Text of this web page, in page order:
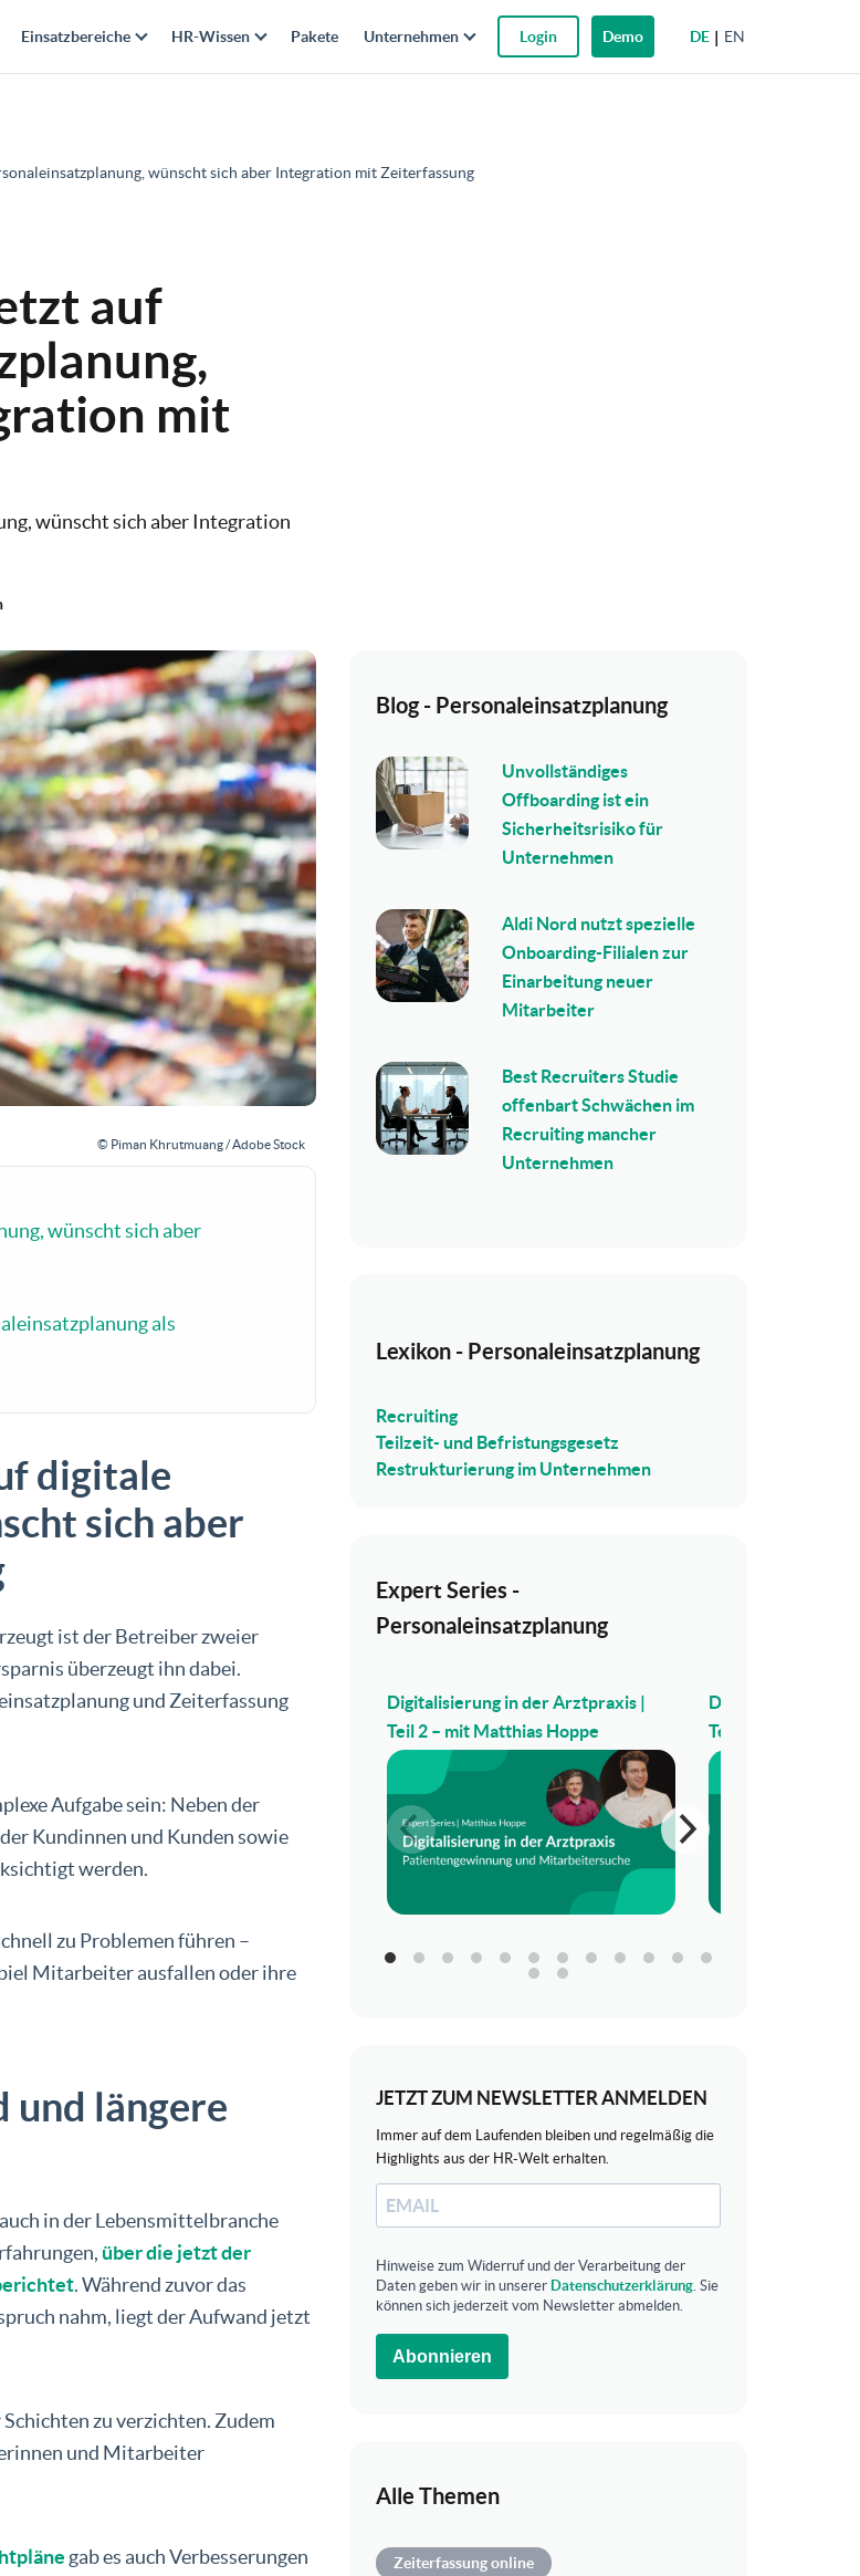
DE EN
Einsatzbereiche HR-Wissen Pakete Unternehmen Login Demo
wünscht sich aber Integration mit Zeiterfassung
auf
mit
wünscht sich aber Integration
© Piman Khrutmuang / Adobe Stock
wünscht sich aber
als
digitale
sich aber
ist der Betreiber zweier
überzeugt ihn dabei.
und Zeiterfassung
Aufgabe sein: Neben der
Kundinnen und Kunden sowie
werden.
zu Problemen führen –
Mitarbeiter ausfallen oder ihre
längere
in der Lebensmittelbranche
über die jetzt der
. Während zuvor das
nahm, liegt der Aufwand jetzt
zu verzichten. Zudem
und Mitarbeiter
gab es auch Verbesserungen
Blog - Personaleinsatzplanung
Unvollständiges
Offboarding ist ein
Sicherheitsrisiko für
Unternehmen
Aldi Nord nutzt spezielle
Onboarding-Filialen zur
Einarbeitung neuer
Mitarbeiter
Best Recruiters Studie
offenbart Schwächen im
Recruiting mancher
Unternehmen
Lexikon - Personaleinsatzplanung
Recruiting
Teilzeit- und Befristungsgesetz
Restrukturierung im Unternehmen
Expert Series -
Personaleinsatzplanung
Digitalisierung in der Arztpraxis |
Teil 2 – mit Matthias Hoppe
Digitalisierung in
Teil 1 – mit
JETZT ZUM NEWSLETTER ANMELDEN
Immer auf dem Laufenden bleiben und regelmäßig die
Highlights aus der HR-Welt erhalten.
Hinweise zum Widerruf und der Verarbeitung der
Daten geben wir in unserer Datenschutzerklärung. Sie
können sich jederzeit vom Newsletter abmelden.
Abonnieren
Alle Themen
Zeiterfassung online